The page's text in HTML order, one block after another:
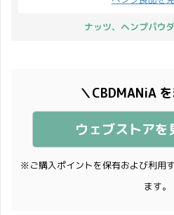
ナッツ、ヘンプパウ
＼CBDMANiA
ウェブストアを
※ご購入ポイントを保有および利用
ます。